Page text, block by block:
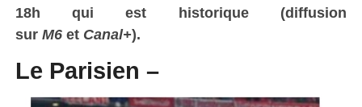
18h qui est historique (diffusion
sur M6 et Canal+).
Le Parisien –